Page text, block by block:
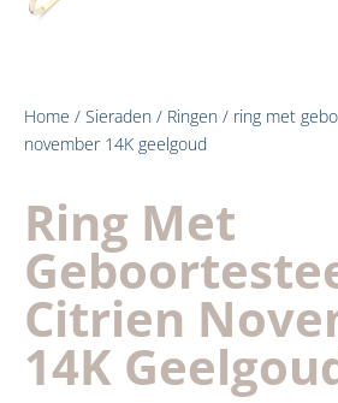
Home / Sieraden / Ringen / ring met
november 14K geelgoud
Ring Met
Citrien
14K